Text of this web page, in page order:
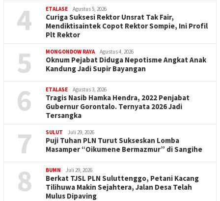
4 ETALASE Agustus 5, 2026
Curiga Suksesi Rektor Unsrat Tak Fair,
Mendiktisaintek Copot Rektor Sompie, Ini Profil
Plt Rektor
5 MONGONDOW RAYA Agustus 4, 2026
Oknum Pejabat Diduga Nepotisme Angkat Anak
Kandung Jadi Supir Bayangan
6 ETALASE Agustus 3, 2026
Tragis Nasib Hamka Hendra, 2022 Penjabat
Gubernur Gorontalo. Ternyata 2026 Jadi
Tersangka
7 SULUT Juli 29, 2026
Puji Tuhan PLN Turut Sukseskan Lomba
Masamper “Oikumene Bermazmur” di Sangihe
8 BUMN Juli 29, 2026
Berkat TJSL PLN Suluttenggo, Petani Kacang
Tilihuwa Makin Sejahtera, Jalan Desa Telah
Mulus Dipaving